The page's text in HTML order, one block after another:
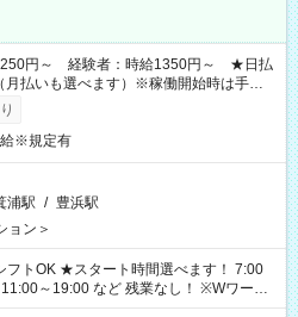
円～ 経験者：時給1350円～ ★日払
月払いも選べます）※稼働開始時は手続き
ります。
※規定有
浦駅 / 豊浜駅
ョン＞
選べます！ 7:00
～19:00 など 残業なし！ ※Wワーク
合わせ週40時間超の就業はご案内できま